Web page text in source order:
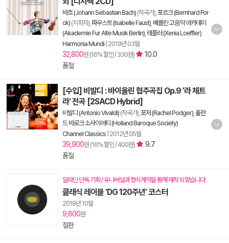
바흐 (Johann Sebastian Bach) (작곡가), 포르크 (Bernhard For
ck) (지휘자), 파우스트 (Isabelle Faust) 베를린 고음악 아카데미
(Akademie Fur Alte Musik Berlin) 레플러 (Xenia Loeffler)
Harmonia Mundi 2019년 03월
32,800원 (16% 할인 / 330원)
10.0
품절
[수입] 비발디 : 바이올린 협주곡집 Op.9 '라 체트
라' 전곡 [2SACD Hybrid]
비발디 (Antonio Vivaldi) (작곡가), 포저 (Rachel Podger) 홀란
드 바로크 소사이어티 (Holland Baroque Society)
Channel Classics 2012년 05월
39,900원 (16% 할인 / 400원)
9.7
품절
알라딘 단독 기획 / 유니버설과 정식계약을 통해 제작 되었습니다
클래식 레이블 'DG 120주년' 코스터
2018년 10월
9,800원
절판